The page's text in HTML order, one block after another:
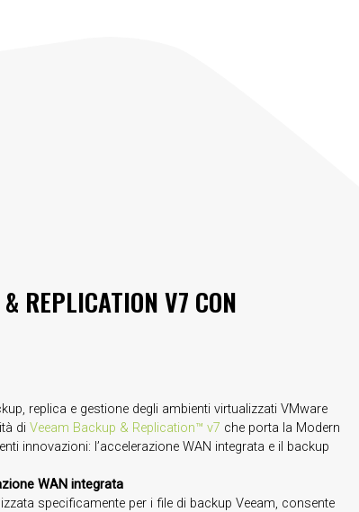
REPLICATION V7 CON
replica e gestione degli ambienti virtualizzati VMware
di Veeam Backup & Replication™ v7 che porta la Modern
innovazioni: l’accelerazione WAN integrata e il backup
WAN integrata
specificamente per i file di backup Veeam, consente